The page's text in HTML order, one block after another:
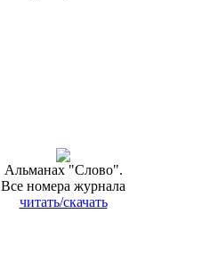
Альманах "Слово".
Все номера журнала
читать/скачать